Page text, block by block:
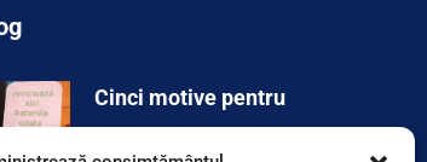
Cinci motive pentru
care…